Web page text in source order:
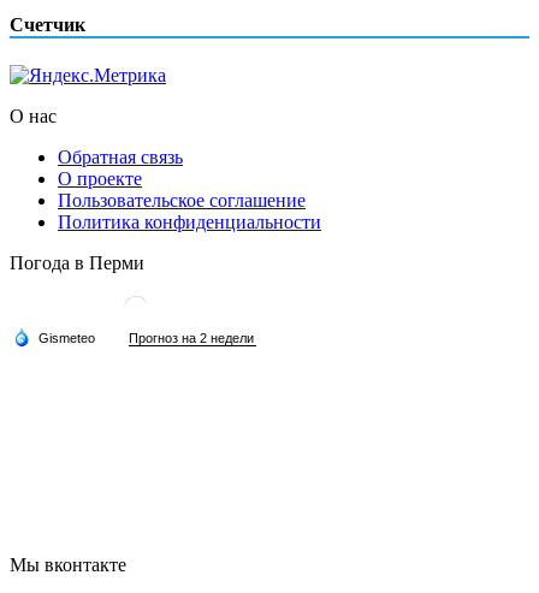
Счетчик
О нас
Обратная связь
О проекте
Пользовательское соглашение
Политика конфиденциальности
Погода в Перми
Мы вконтакте